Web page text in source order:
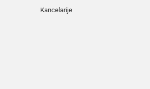
Kancelarije